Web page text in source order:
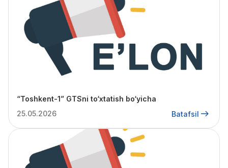
“Toshkent-1” GTSni to‘xtatish bo‘yicha
25.05.2026
Batafsil